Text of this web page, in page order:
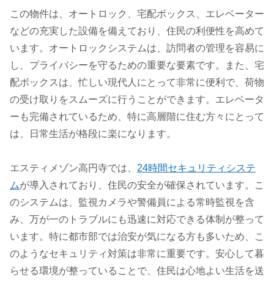
この物件は、オートロック、宅配ボックス、エレベーター
などの充実した設備を備えており、住民の利便性を高めて
います。オートロックシステムは、訪問者の管理を容易に
し、プライバシーを守るための重要な要素です。また、宅
配ボックスは、忙しい現代人にとって非常に便利で、荷物
の受け取りをスムーズに行うことができます。エレベータ
ーも完備されているため、特に高層階に住む方々にとって
は、日常生活が格段に楽になります。
エスティメゾン高円寺では、 24時間セキュリティシステ
ムが導入されており、住民の安全が確保されています。こ
のシステムは、監視カメラや警備員による常時監視を含
み、万が一のトラブルにも迅速に対応できる体制が整って
います。特に都市部では治安が気になる方も多いため、こ
のようなセキュリティ対策は非常に重要です。安心して暮
らせる環境が整っていることで、住民は心地よい生活を送